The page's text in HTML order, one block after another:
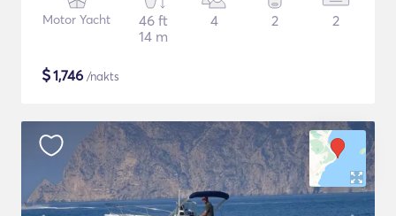
Motor Yacht
46 ft
14 m
4 2 2
$1,746 /nakts